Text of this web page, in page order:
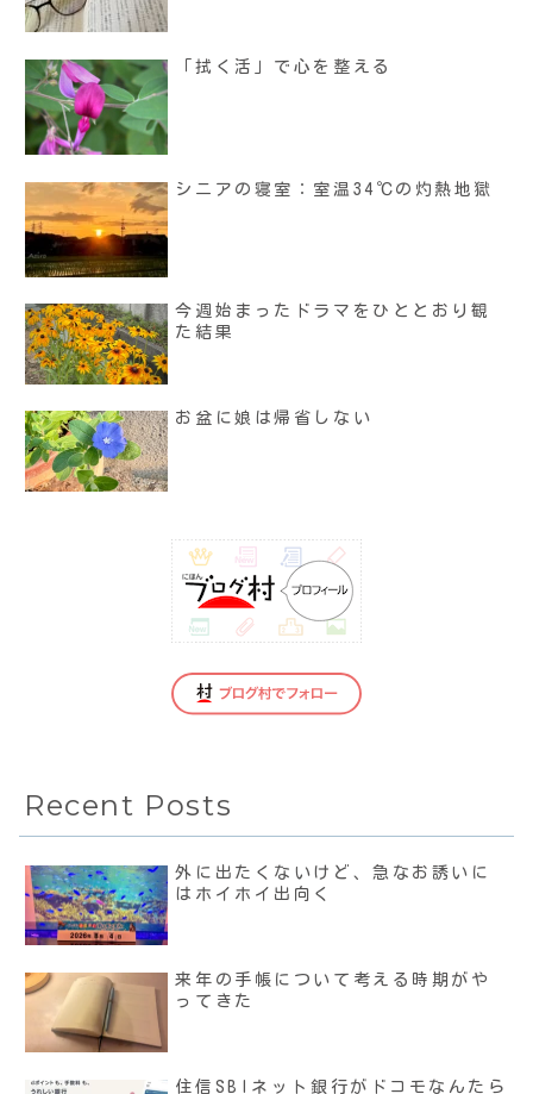
「拭く活」で心を整える
シニアの寝室：室温34℃の灼熱地獄
今週始まったドラマをひととおり観
た結果
お盆に娘は帰省しない
Recent Posts
外に出たくないけど、急なお誘いに
はホイホイ出向く
来年の手帳について考える時期がや
ってきた
住信SBIネット銀行がドコモなんたら